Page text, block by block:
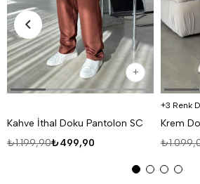
Kahve İthal Doku Pantolon SC
₺499,90
₺1.199,90
3 Renk